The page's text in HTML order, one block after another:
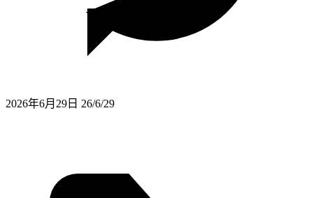
2026年6月29日 26/6/29